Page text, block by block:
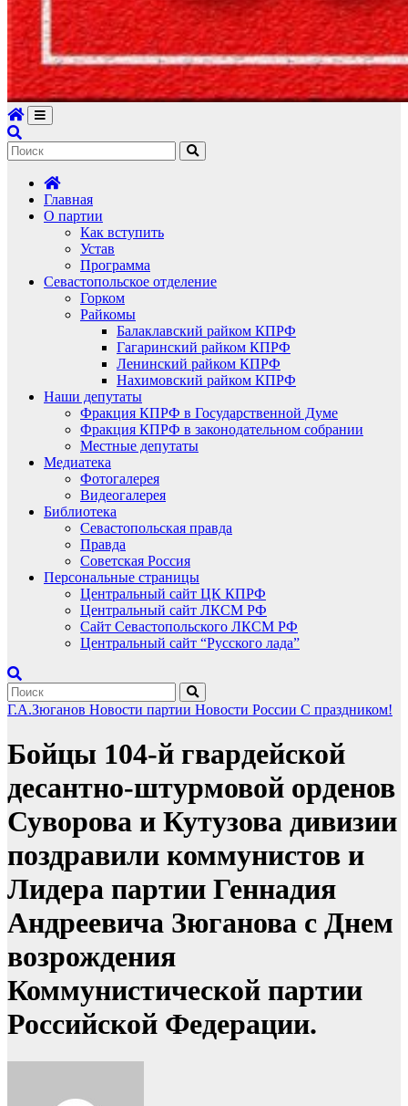
Главная
О партии
Как вступить
Устав
Программа
Севастопольское отделение
Горком
Райкомы
Балаклавский райком КПРФ
Гагаринский райком КПРФ
Ленинский райком КПРФ
Нахимовский райком КПРФ
Наши депутаты
Фракция КПРФ в Государственной Думе
Фракция КПРФ в законодательном собрании
Местные депутаты
Медиатека
Фотогалерея
Видеогалерея
Библиотека
Севастопольская правда
Правда
Советская Россия
Персональные страницы
Центральный сайт ЦК КПРФ
Центральный сайт ЛКСМ РФ
Сайт Севастопольского ЛКСМ РФ
Центральный сайт “Русского лада”
Г.А.Зюганов Новости партии Новости России С праздником!
Бойцы 104-й гвардейской
десантно-штурмовой орденов
Суворова и Кутузова дивизии
поздравили коммунистов и
Лидера партии Геннадия
Андреевича Зюганова с Днем
возрождения
Коммунистической партии
Российской Федерации.